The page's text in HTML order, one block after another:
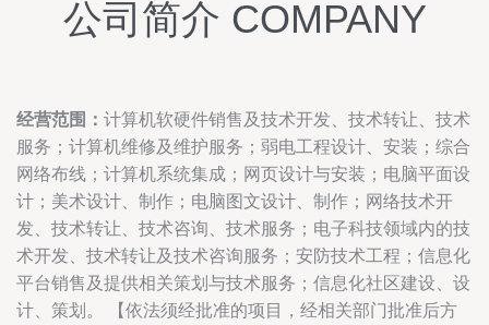
公司简介 COMPANY
经营范围： 计算机软硬件销售及技术开发、技术转让、技术
服务；计算机维修及维护服务；弱电工程设计、安装；综合
网络布线；计算机系统集成；网页设计与安装；电脑平面设
计；美术设计、制作；电脑图文设计、制作；网络技术开
发、技术转让、技术咨询、技术服务；电子科技领域内的技
术开发、技术转让及技术咨询服务；安防技术工程；信息化
平台销售及提供相关策划与技术服务；信息化社区建设、设
计、策划。 【依法须经批准的项目，经相关部门批准后方